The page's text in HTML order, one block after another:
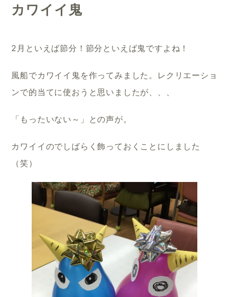
カワイイ鬼
2月といえば節分！節分といえば鬼ですよね！
風船でカワイイ鬼を作ってみました。レクリエーショ
ンで的当てに使おうと思いましたが、、、
「もったいない～」との声が。
カワイイのでしばらく飾っておくことにしました
（笑）